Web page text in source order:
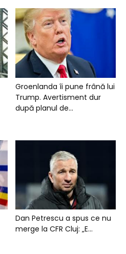
Groenlanda îi pune frână lui
Trump. Avertisment dur
după planul de...
Dan Petrescu a spus ce nu
merge la CFR Cluj: „E...